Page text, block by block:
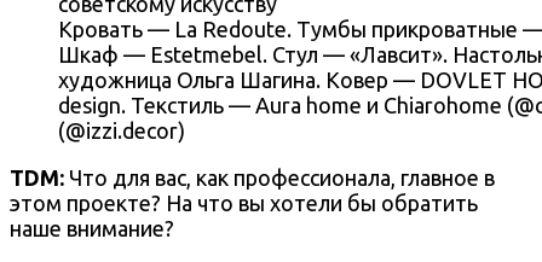
Кровать — La Redoute. Тумбы прикроватные
Шкаф — Estetmebel. Стул — «Лавсит».
художница Ольга Шагина. Ковер — DOVLET
design. Текстиль — Aura home и Chiarohome
(@izzi.decor)
TDM: Что для вас, как профессионала, главное в
этом проекте? На что вы хотели бы обратить
наше внимание?